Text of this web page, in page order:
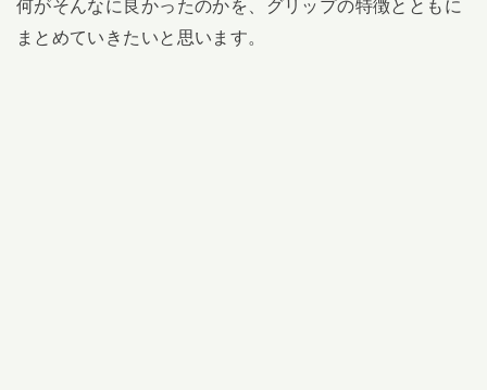
何がそんなに良かったのかを、グリップの特徴とともに
まとめていきたいと思います。